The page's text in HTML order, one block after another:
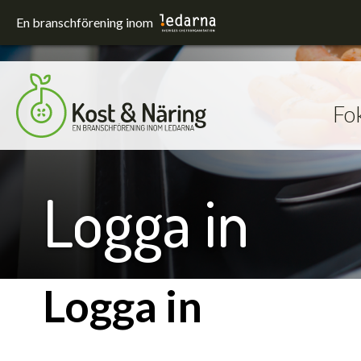
En branschförening inom
Fokusområden
Förskola och skola
Hållbarhet
Sjukhus
Upphandling
Utrustning och lokaler
Äldreomsorg
Logga in
Logga in